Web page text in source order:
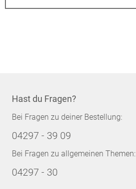
Hast du Fragen?
Bei Fragen zu deiner Bestellung:
04297 - 39 09
Bei Fragen zu allgemeinen Themen:
04297 - 30